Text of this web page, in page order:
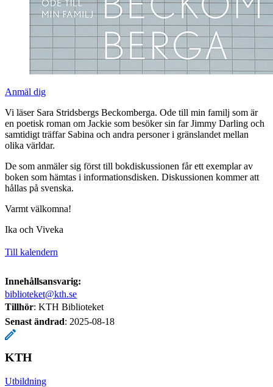
Anmäl dig
Vi läser Sara Stridsbergs Beckomberga. Ode till min familj som är
en poetisk roman om Jackie som besöker sin far Jimmy Darling och
samtidigt träffar Sabina och andra personer i gränslandet mellan
olika världar.
De som anmäler sig först till bokdiskussionen får ett exemplar av
boken som hämtas i informationsdisken. Diskussionen kommer att
hållas på svenska.
Varmt välkomna!
Ika och Viveka
Till kalendern
Innehållsansvarig:
biblioteket@kth.se
Tillhör: KTH Biblioteket
Senast ändrad: 2025-08-18
KTH
Utbildning